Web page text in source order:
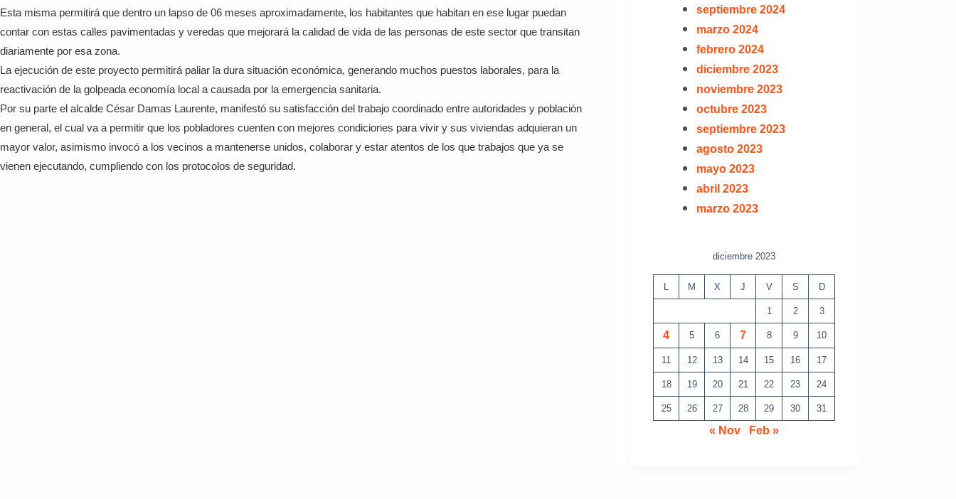
Esta misma permitirá que dentro un lapso de 06 meses aproximadamente, los habitantes que habitan en ese lugar puedan
contar con estas calles pavimentadas y veredas que mejorará la calidad de vida de las personas de este sector que transitan
diariamente por esa zona.
La ejecución de este proyecto permitirá paliar la dura situación económica, generando muchos puestos laborales, para la
reactivación de la golpeada economía local a causada por la emergencia sanitaria.
Por su parte el alcalde César Damas Laurente, manifestó su satisfacción del trabajo coordinado entre autoridades y población
en general, el cual va a permitir que los pobladores cuenten con mejores condiciones para vivir y sus viviendas adquieran un
mayor valor, asimismo invocó a los vecinos a mantenerse unidos, colaborar y estar atentos de los que trabajos que ya se
vienen ejecutando, cumpliendo con los protocolos de seguridad.
septiembre 2024
marzo 2024
febrero 2024
diciembre 2023
noviembre 2023
octubre 2023
septiembre 2023
agosto 2023
mayo 2023
abril 2023
marzo 2023
diciembre 2023
L M X J V S D
1 2 3
4 5 6 7 8 9 10
11 12 13 14 15 16 17
18 19 20 21 22 23 24
25 26 27 28 29 30 31
« Nov Feb »